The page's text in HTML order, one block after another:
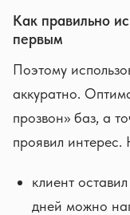
Как правильно
первым
Поэтому
аккуратно.
прозвон» баз, а
проявил
клиент
дней можно